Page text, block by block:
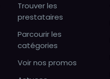
Trouver les
prestataires
Parcourir les
catégories
Voir nos promos